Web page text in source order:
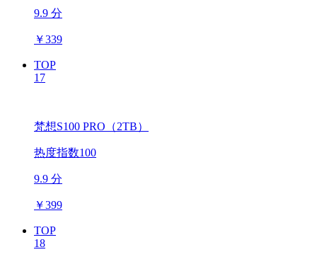
9.9 分
￥339
TOP
17
梵想S100 PRO（2TB）
热度指数100
9.9 分
￥399
TOP
18